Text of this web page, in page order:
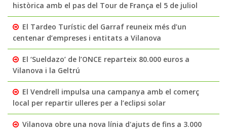
històrica amb el pas del Tour de França el 5 de juliol
El Tardeo Turístic del Garraf reuneix més d’un
centenar d’empreses i entitats a Vilanova
El ‘Sueldazo’ de l’ONCE reparteix 80.000 euros a
Vilanova i la Geltrú
El Vendrell impulsa una campanya amb el comerç
local per repartir ulleres per a l’eclipsi solar
Vilanova obre una nova línia d'ajuts de fins a 3.000